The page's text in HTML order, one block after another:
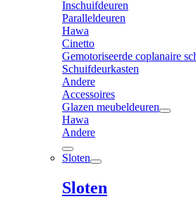
Inschuifdeuren
Paralleldeuren
Hawa
Cinetto
Gemotoriseerde coplanaire
Schuifdeurkasten
Andere
Accessoires
Glazen meubeldeuren
Hawa
Andere
Sloten
Sloten